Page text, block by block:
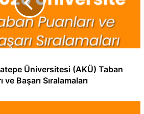
Üniversitesi (AKÜ) Taban
ve Başarı Sıralamaları